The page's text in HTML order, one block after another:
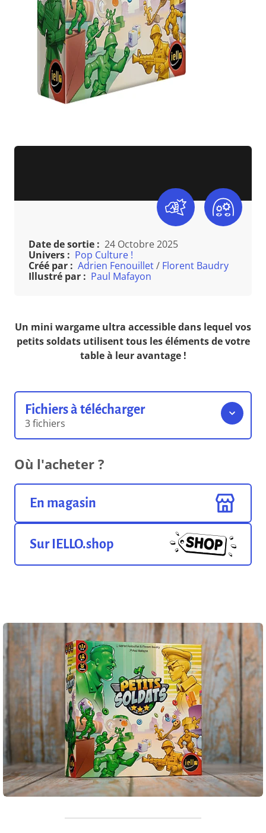
Date de sortie : 24 Octobre 2025
Univers : Pop Culture !
Créé par : Adrien Fenouillet/ Florent Baudry
Illustré par : Paul Mafayon
Un mini wargame ultra accessible dans lequel vos
petits soldats utilisent tous les éléments de votre
table à leur avantage !
Fichiers à télécharger
3 fichiers
Livret d'initiation
11.27 Mo Format pdf
Livret de modules
14.03 Mo Format pdf
Livret de missions
Où l'acheter ?
En magasin
Sur IELLO.shop